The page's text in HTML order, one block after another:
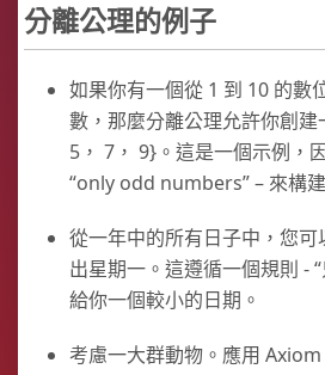
分離公理的例子
如果你有一個從 1 到 10 的數
數，那麼分離公理允許你創建
5， 7， 9}。這是一個示例，
“only odd numbers” – 來構
從一年中的所有日子中，您
出星期一。這遵循一個規則 -
給你一個較小的日期。
考慮一大群動物。應用